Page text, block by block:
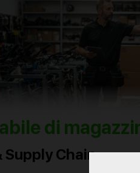
di
Supply Chain